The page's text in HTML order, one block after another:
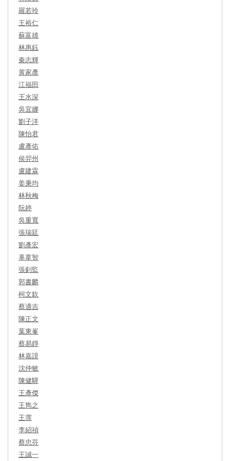
羅若玲
王裕仁
蘇富雄
林惠鈺
秦志輝
黃家彥
江福田
王水深
吳宜娜
劉子洋
陳怡君
盧彥佑
侯羿州
盧建霖
姜秉均
林秋梅
阮婷
吳重寬
張瑞廷
劉彥宏
辜韋智
張釗監
郭書麟
柯文欽
蔡適吉
陳正文
葉東峯
蔡易錚
林嘉謨
沈仲敏
陳健驊
王彥傑
王雋之
王霈
李紹禎
蔡忠芬
王誠一